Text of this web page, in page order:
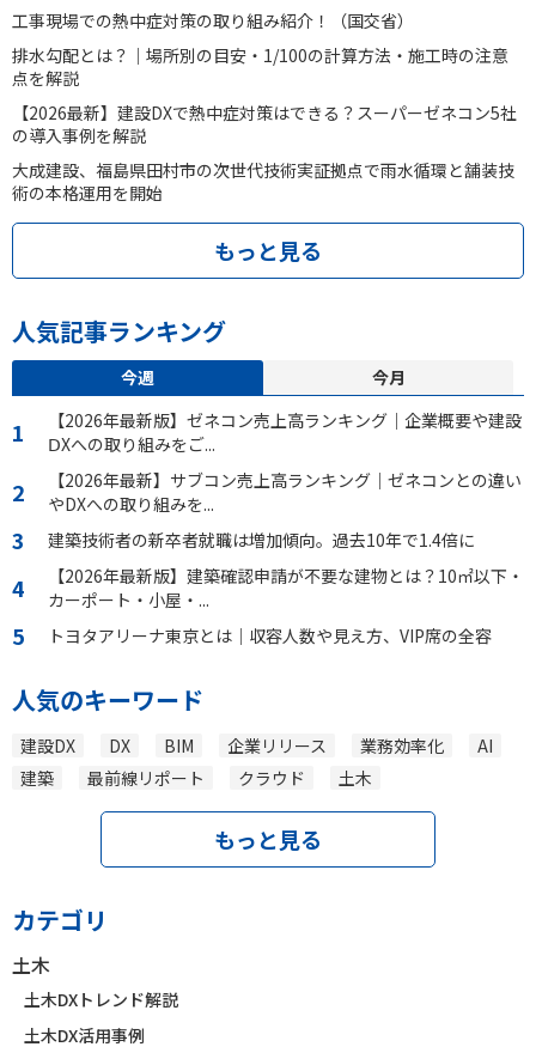
工事現場での熱中症対策の取り組み紹介！（国交省）
排水勾配とは？｜場所別の目安・1/100の計算方法・施工時の注意
点を解説
【2026最新】建設DXで熱中症対策はできる？スーパーゼネコン5社
の導入事例を解説
大成建設、福島県田村市の次世代技術実証拠点で雨水循環と舗装技
術の本格運用を開始
もっと見る
人気記事ランキング
今週
今月
【2026年最新版】ゼネコン売上高ランキング｜企業概要や建設
ⅮXへの取り組みをご...
【2026年最新】サブコン売上高ランキング｜ゼネコンとの違い
やDXへの取り組みを...
建築技術者の新卒者就職は増加傾向。過去10年で1.4倍に
【2026年最新版】建築確認申請が不要な建物とは？10㎡以下・
カーポート・小屋・...
トヨタアリーナ東京とは｜収容人数や見え方、VIP席の全容
人気のキーワード
建設DX DX BIM 企業リリース 業務効率化
AI
建築
最前線リポート クラウド 土木
もっと見る
カテゴリ
土木
土木DXトレンド解説
土木DX活用事例